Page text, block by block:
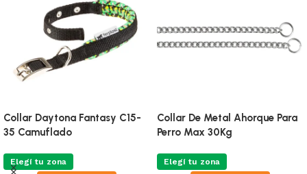
Collar Daytona Fantasy C15-
35 Camuflado
Elegí tu zona
Collar De Metal Ahorque Para
Perro Max 30Kg
Elegí tu zona